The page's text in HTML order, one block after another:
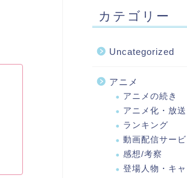
カテゴリー
Uncategorized
アニメ
アニメの続き
アニメ化・放送
ランキング
動画配信サービ
感想/考察
登場人物・キ